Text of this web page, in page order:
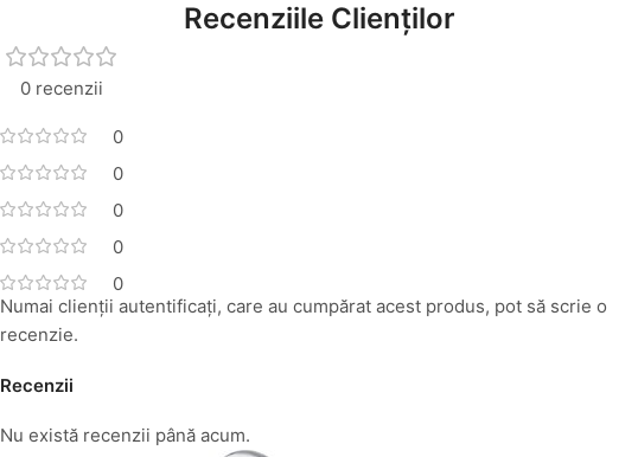
Recenziile Clienților
0 recenzii
0
0
0
0
0
Recenzii
Nu există recenzii până acum.
Numai clienții autentificați, care au cumpărat acest produs, pot să scrie o
recenzie.